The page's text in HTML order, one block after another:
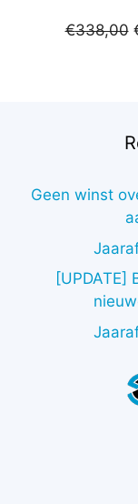
€338,00
Geen winst
[UPDATE]